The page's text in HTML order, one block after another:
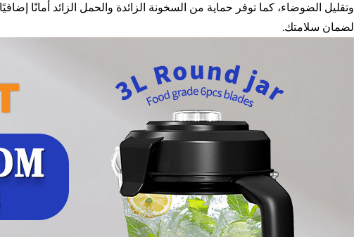
وتقليل الضوضاء، كما توفر حماية من السخونة الزائدة والحمل الزائد أمانًا
لضمان سلامتك.